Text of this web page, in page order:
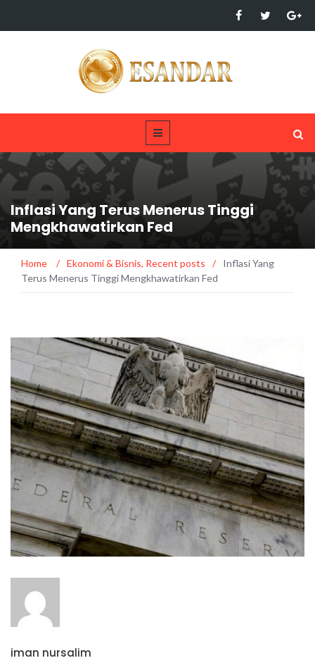
Inflasi Yang Terus Menerus Tinggi
Mengkhawatirkan Fed
Home / Ekonomi & Bisnis, Recent posts /
Inflasi Yang
Terus Menerus Tinggi Mengkhawatirkan Fed
iman nursalim